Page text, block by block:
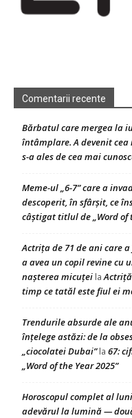
Comentarii recente
Bărbatul care mergea la
întâmplare. A devenit
s-a ales de cea mai
Meme-ul „6-7” care a
descoperit, în sfârșit, ce
câștigat titlul de „Word of
Actrița de 71 de ani care
a avea un copil revine cu
nașterea micuței la
timp ce tatăl este fiul ei
Trendurile absurde ale
înțelege astăzi: de la
„ciocolatei Dubai”la 67:
„Word of the Year 2025”
Horoscopul complet al
adevărul la lumină —